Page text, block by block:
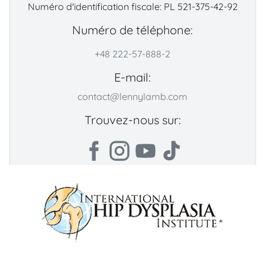
Numéro d'identification fiscale: PL 521-375-42-92
Numéro de téléphone:
+48 222-57-888-2
E-mail:
contact@lennylamb.com
Trouvez-nous sur: